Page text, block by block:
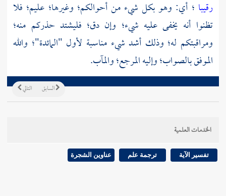
رقيبا ؛ أي: وهو بكل شيء من أحوالكم؛ وغيرها؛ عليم؛ فلا
تظنوا أنه يخفى عليه شيء؛ وإن دق؛ فليشتد حذركم منه؛
ومراقبتكم له؛ وذلك أشد شيء مناسبة لأول "المائدة"؛ والله
الموفق بالصواب؛ وإليه المرجع؛ والمآب.
التالي السابق
الخدمات العلمية
تفسير الآية ترجمة علم عناوين الشجرة